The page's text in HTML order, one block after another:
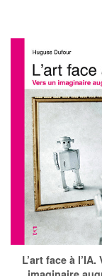
L’art face à l’IA.